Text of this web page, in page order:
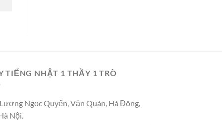
TIẾNG NHẬT 1 THẦY 1 TRÒ
Ngọc Quyến, Văn Quán, Hà Đông,
Nội.